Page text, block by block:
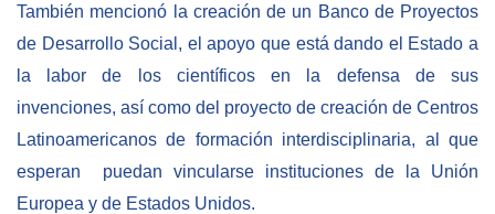
También mencionó la creación de un Banco de Proyectos
de Desarrollo Social, el apoyo que está dando el Estado a
la labor de los científicos en la defensa de sus
invenciones, así como del proyecto de creación de Centros
Latinoamericanos de formación interdisciplinaria, al que
esperan puedan vincularse instituciones de la Unión
Europea y de Estados Unidos.